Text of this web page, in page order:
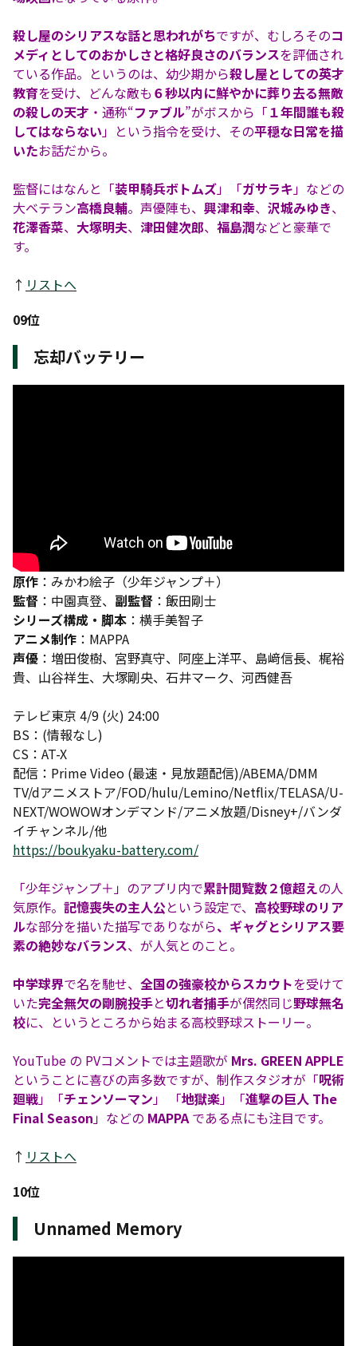
殺し屋のシリアスな話と思われがちですが、むしろそのコ
メディとしてのおかしさと格好良さのバランスを評価され
ている作品。というのは、幼少期から殺し屋としての英才
教育を受け、どんな敵も ６秒以内に鮮やかに葬り去る無敵
の殺しの天才 ・通称“ファブル”がボスから「１年間誰も殺
してはならない」という指令を受け、その平穏な日常を描
いたお話だから。
監督にはなんと「装甲騎兵ボトムズ」「ガサラキ」などの
大ベテラン高橋良輔。声優陣も、 興津和幸、 沢城みゆき、
花澤香菜、 大塚明夫、 津田健次郎、 福島潤などと豪華で
す。
↑ リストへ
09位
忘却バッテリー
原作 ：みかわ絵子（少年ジャンプ＋）
監督 ：中園真登、 副監督 ：飯田剛士
シリーズ構成・脚本 ：横手美智子
アニメ制作 ：MAPPA
声優 ：増田俊樹、宮野真守、阿座上洋平、島﨑信長、梶裕
貴、山谷祥生、大塚剛央、石井マーク、河西健吾
テレビ東京 4/9 (火) 24:00
BS：(情報なし)
CS：AT-X
配信：Prime Video (最速・見放題配信)/ABEMA/DMM
TV/dアニメストア/FOD/hulu/Lemino/Netflix/TELASA/U-
NEXT/WOWOWオンデマンド/アニメ放題/Disney+/バンダ
イチャンネル/他
https://boukyaku-battery.com/
「少年ジャンプ＋」のアプリ内で累計閲覧数２億超えの人
気原作。 記憶喪失の主人公という設定で、 高校野球のリア
ルな部分を描いた描写でありながら、ギャグとシリアス要
素の絶妙なバランス、が人気とのこと。
中学球界で名を馳せ、 全国の強豪校からスカウトを受けて
いた完全無欠の剛腕投手と切れ者捕手が偶然同じ野球無名
校に、というところから始まる高校野球ストーリー。
YouTube の PVコメントでは主題歌が Mrs. GREEN APPLE
ということに喜びの声多数ですが、制作スタジオが「呪術
廻戦」「チェンソーマン」 「地獄楽」「進撃の巨人 The
Final Season」などの MAPPAである点にも注目です。
↑ リストへ
10位
Unnamed Memory